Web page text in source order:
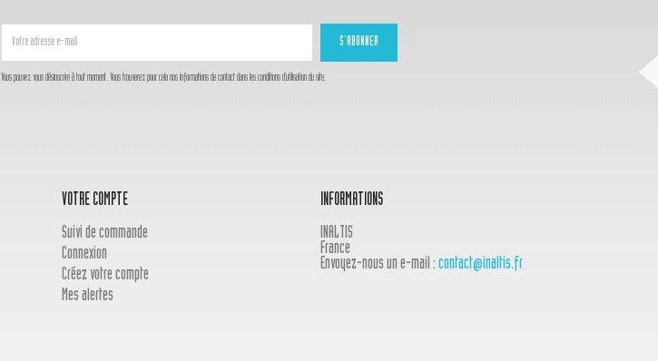
Vous pouvez vous désinscrire à tout moment. Vous trouverez pour cela nos informations de contact dans les conditions d'utilisation du site.
VOTRE COMPTE
Suivi de commande
Connexion
Créez votre compte
Mes alertes
INFORMATIONS
INALTIS
France
Envoyez-nous un e-mail : contact@inaltis.fr